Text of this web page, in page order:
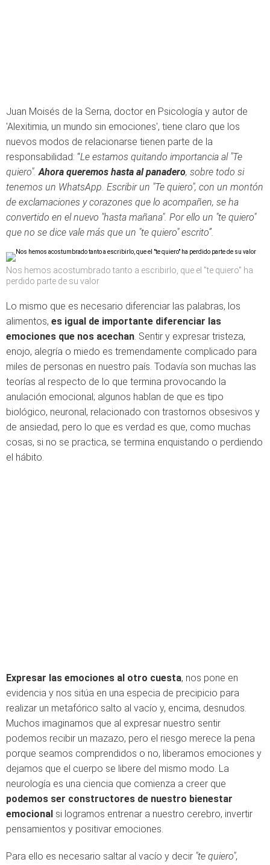
Juan Moisés de la Serna, doctor en Psicología y autor de
'Alexitimia, un mundo sin emociones', tiene claro que los
nuevos modos de relacionarse tienen parte de la
responsabilidad: “Le estamos quitando importancia al "Te
quiero".Ahora queremos hasta al panadero, sobre todo si
tenemos un WhatsApp. Escribir un "Te quiero", con un montón
de exclamaciones y corazones que lo acompañen, se ha
convertido en el nuevo "hasta mañana". Por ello un "te quiero"
que no se dice vale más que un "te quiero" escrito”.
Nos hemos acostumbrado tanto a escribirlo, que el "te quiero" ha
perdido parte de su valor
Lo mismo que es necesario diferenciar las palabras, los
alimentos, es igual de importante diferenciar las
emociones que nos acechan. Sentir y expresar tristeza,
enojo, alegría o miedo es tremendamente complicado para
miles de personas en nuestro país. Todavía son muchas las
teorías al respecto de lo que termina provocando la
anulación emocional; algunos hablan de que es tipo
biológico, neuronal, relacionado con trastornos obsesivos y
de ansiedad, pero lo que es verdad es que, como muchas
cosas, si no se practica, se termina enquistando o perdiendo
el hábito.
Expresar las emociones al otro cuesta, nos pone en
evidencia y nos sitúa en una especia de precipicio para
realizar un metafórico salto al vacío y, encima, desnudos.
Muchos imaginamos que al expresar nuestro sentir
podemos recibir un mazazo, pero el riesgo merece la pena
porque seamos comprendidos o no, liberamos emociones y
dejamos que el cuerpo se libere del mismo modo. La
neurología es una ciencia que comienza a creer que
podemos ser constructores de nuestro bienestar
emocional si logramos entrenar a nuestro cerebro, invertir
pensamientos y positivar emociones.
Para ello es necesario saltar al vacío y decir "te quiero",